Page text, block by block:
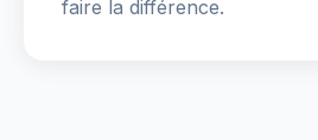
faire la différence.